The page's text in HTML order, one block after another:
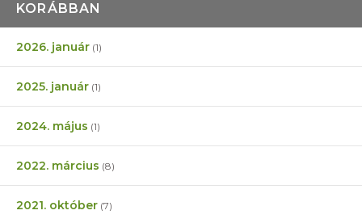
KORÁBBAN
2026. január (1)
2025. január (1)
2024. május (1)
2022. március (8)
2021. október (7)